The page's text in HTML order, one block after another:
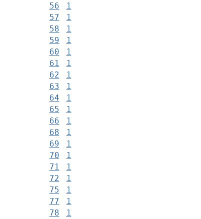
56
1
57
1
58
1
59
1
60
1
61
1
62
1
63
1
64
1
65
1
66
1
68
1
69
1
70
1
71
1
72
1
75
1
77
1
78
1